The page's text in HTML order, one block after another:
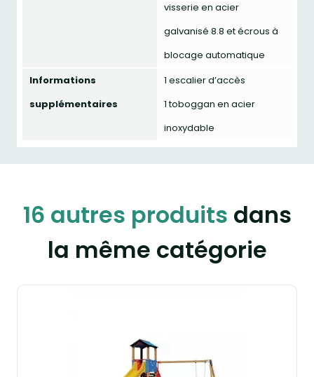
visserie en acier
galvanisé 8.8 et écrous à
blocage automatique
Informations
supplémentaires
1 escalier d’accès
1 toboggan en acier
inoxydable
16 autres produits dans
la même catégorie